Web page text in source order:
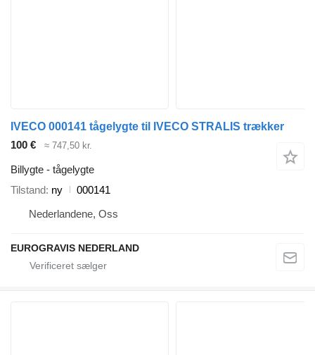
IVECO 000141 tågelygte til IVECO STRALIS trækker
100 €
≈ 747,50 kr.
Billygte - tågelygte
Tilstand ny
000141
Nederlandene, Oss
EUROGRAVIS NEDERLAND